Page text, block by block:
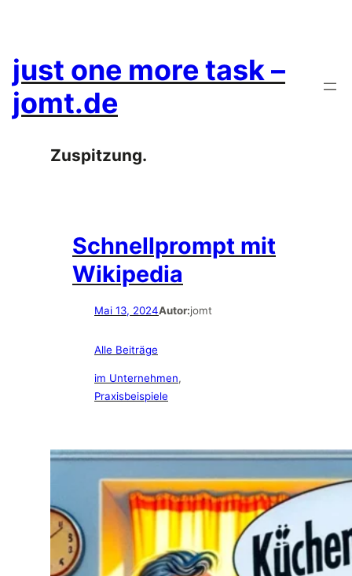
just one more task –
jomt.de
Zuspitzung.
Schnellprompt mit
Wikipedia
Mai 13, 2024Autor:jomt
Alle Beiträge
im Unternehmen
Praxisbeispiele